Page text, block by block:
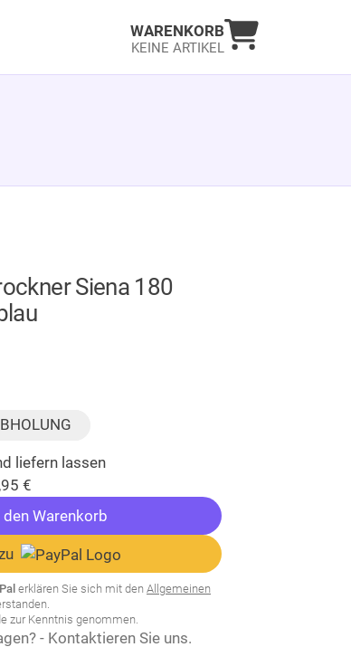
WARENKORB
KEINE ARTIKEL
Warenkorb
Siena 180
liefern lassen
€
den Warenkorb
erklären Sie sich mit den Allgemeinen
zur Kenntnis genommen.
- Kontaktieren Sie uns.